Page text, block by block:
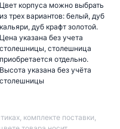
Цвет корпуса можно выбрать
из трех вариантов: белый, дуб
кальяри, дуб крафт золотой.
Цена указана без учета
столешницы, столешница
приобретается отдельно.
Высота указана без учёта
столешницы
комплекте поставки,